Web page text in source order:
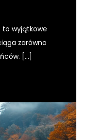
to wyjątkowe
zarówno
[…]